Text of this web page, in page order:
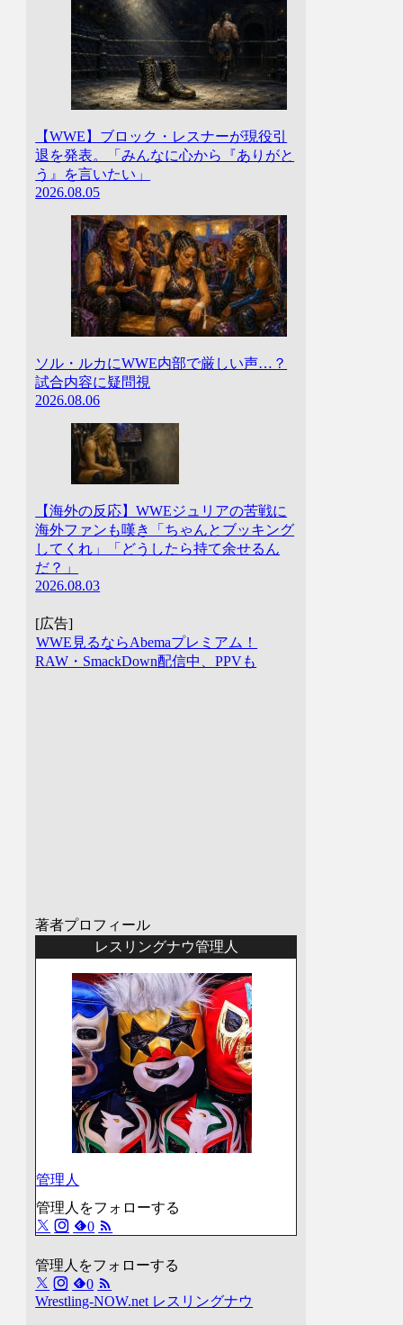
【WWE】ブロック・レスナーが現役引
退を発表。「みんなに心から『ありがと
う』を言いたい」
2026.08.05
ソル・ルカにWWE内部で厳しい声…？
試合内容に疑問視
2026.08.06
【海外の反応】WWEジュリアの苦戦に
海外ファンも嘆き「ちゃんとブッキング
してくれ」「どうしたら持て余せるん
だ？」
2026.08.03
[広告]
WWE見るならAbemaプレミアム！
RAW・SmackDown配信中、PPVも
著者プロフィール
レスリングナウ管理人
管理人
管理人をフォローする
0
管理人をフォローする
0
Wrestling-NOW.net レスリングナウ